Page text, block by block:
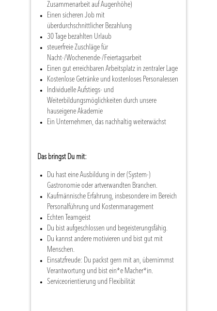
Zusammenarbeit auf Augenhöhe)
Einen sicheren Job mit
überdurchschnittlicher Bezahlung
30 Tage bezahlten Urlaub
steuerfreie Zuschläge für
Nacht-/Wochenende-/Feiertagsarbeit
Einen gut erreichbaren Arbeitsplatz in zentraler Lage
Kostenlose Getränke und kostenloses Personalessen
Individuelle Aufstiegs- und
Weiterbildungsmöglichkeiten durch unsere
hauseigene Akademie
Ein Unternehmen, das nachhaltig weiterwächst
Das bringst Du mit:
Du hast eine Ausbildung in der (System-)
Gastronomie oder artverwandten Branchen.
Kaufmännische Erfahrung, insbesondere im Bereich
Personalführung und Kostenmanagement
Echten Teamgeist
Du bist aufgeschlossen und begeisterungsfähig.
Du kannst andere motivieren und bist gut mit
Menschen.
Einsatzfreude: Du packst gern mit an, übernimmst
Verantwortung und bist ein*e Macher*in.
Serviceorientierung und Flexibilität